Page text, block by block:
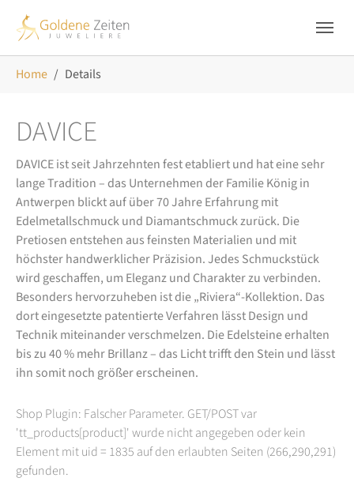
Home Details
DAVICE
DAVICE ist seit Jahrzehnten fest etabliert und hat eine sehr
lange Tradition – das Unternehmen der Familie König in
Antwerpen blickt auf über 70 Jahre Erfahrung mit
Edelmetallschmuck und Diamantschmuck zurück. Die
Pretiosen entstehen aus feinsten Materialien und mit
höchster handwerklicher Präzision. Jedes Schmuckstück
wird geschaffen, um Eleganz und Charakter zu verbinden.
Besonders hervorzuheben ist die „Riviera“-Kollektion. Das
dort eingesetzte patentierte Verfahren lässt Design und
Technik miteinander verschmelzen. Die Edelsteine erhalten
bis zu 40 % mehr Brillanz – das Licht trifft den Stein und lässt
ihn somit noch größer erscheinen.
Shop Plugin: Falscher Parameter. GET/POST var
'tt_products[product]' wurde nicht angegeben oder kein
Element mit uid = 1835 auf den erlaubten Seiten (266,290,291)
gefunden.